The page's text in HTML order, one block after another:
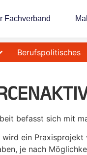
Fachverband
Berufspolitisches
befasst sich mit
wird ein
je nach